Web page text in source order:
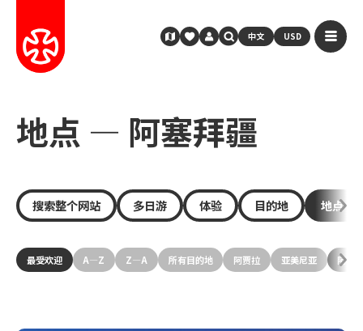
中文 USD
地点 — 阿塞拜疆
搜索整个网站 多日游 体验 目的地 地点
最受欢迎 A—Z Z—A 所有目的地 阿贾拉 亚美尼亚 阿塞